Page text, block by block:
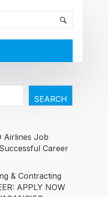
SEARCH
Airlines Job
Career
& Contracting
APPLY NOW